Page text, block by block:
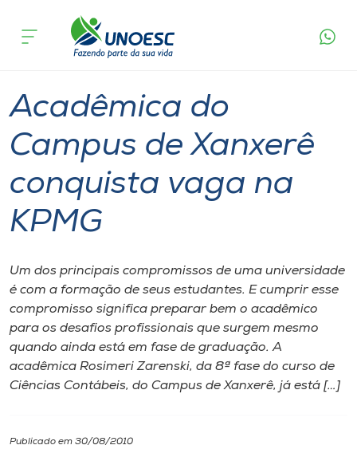
Cursos
Pesquisa
Atendimento ao Estudante
Portal de Ensino
A
Internacionalização
I.nova
Diplomados
acontece
Acadêmica do
Campus de Xanxerê
conquista vaga na
KPMG
Um dos principais compromissos de uma universidade
é com a formação de seus estudantes. E cumprir esse
compromisso significa preparar bem o acadêmico
para os desafios profissionais que surgem mesmo
quando ainda está em fase de graduação. A
acadêmica Rosimeri Zarenski, da 8ª fase do curso de
Ciências Contábeis, do Campus de Xanxerê, já está […]
Publicado em 30/08/2010